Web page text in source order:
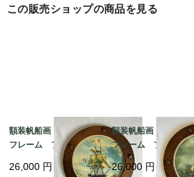
この販売ショップの商品を見る
額装帆船画 木製丸型
フレーム フランス
マリン 晴天 航海 19
otm18-2
26,000 円
額装帆船画 木製丸型
フレーム フラン
マリン 荒天 航海
9otm18-1
26,000 円